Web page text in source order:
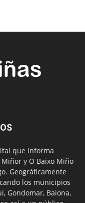
que informa
y O Baixo Miño
Geográficamente
los municipios
Gondomar, Baiona,